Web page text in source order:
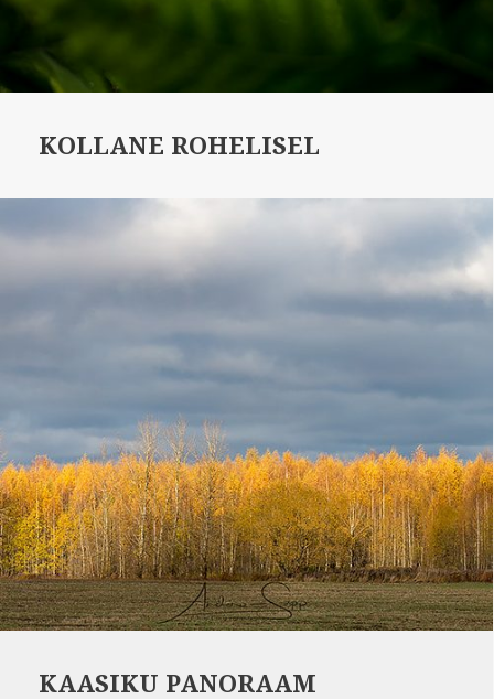
KOLLANE ROHELISEL
KAASIKU PANORAAM